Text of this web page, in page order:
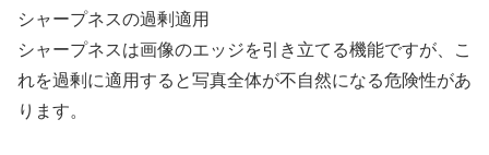
シャープネスの過剰適用
シャープネスは画像のエッジを引き立てる機能ですが、こ
れを過剰に適用すると写真全体が不自然になる危険性があ
ります。